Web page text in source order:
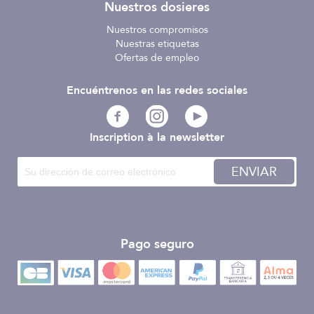
Nuestros dosieres
Nuestros compromisos
Nuestras etiquetas
Ofertas de empleo
Inscription à la newsletter
ENVIAR
Pago seguro
Encuéntrenos en las redes sociales